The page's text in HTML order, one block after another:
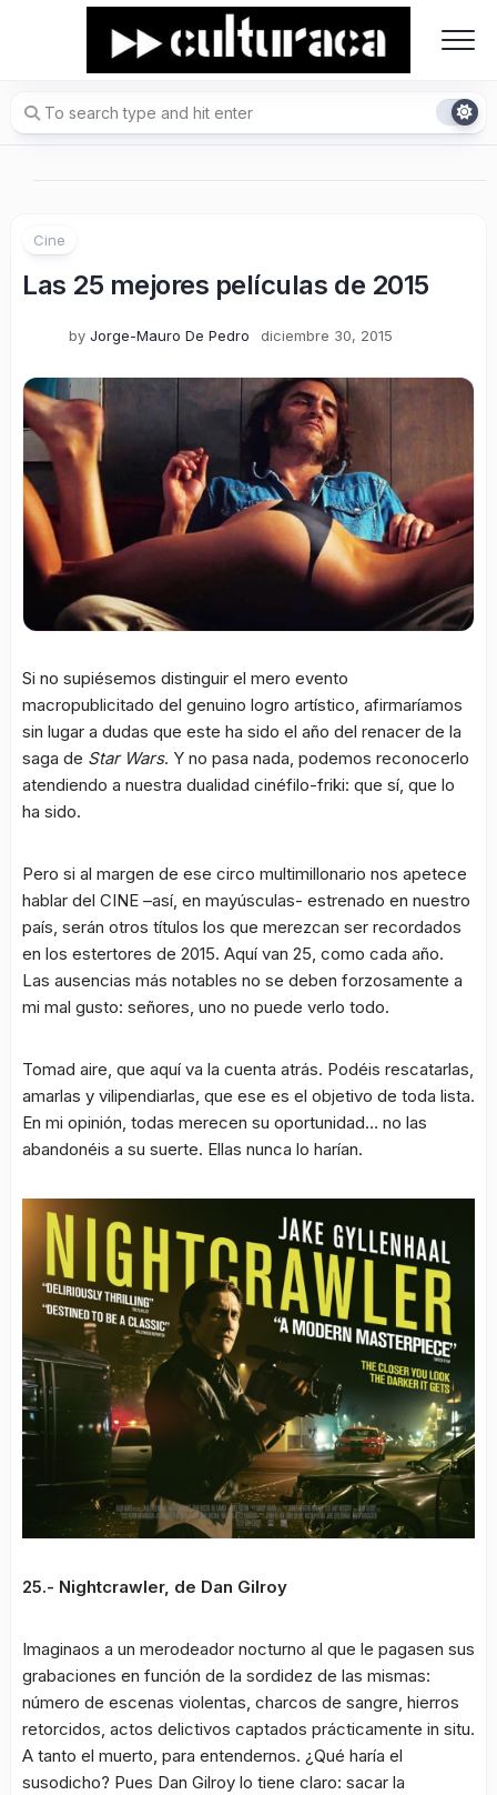
Cine
Las 25 mejores películas de 2015
by Jorge-Mauro De Pedro diciembre 30, 2015
Si no supiésemos distinguir el mero evento
macropublicitado del genuino logro artístico, afirmaríamos
sin lugar a dudas que este ha sido el año del renacer de la
saga de Star Wars. Y no pasa nada, podemos reconocerlo
atendiendo a nuestra dualidad cinéfilo-friki: que sí, que lo
ha sido.
Pero si al margen de ese circo multimillonario nos apetece
hablar del CINE –así, en mayúsculas- estrenado en nuestro
país, serán otros títulos los que merezcan ser recordados
en los estertores de 2015. Aquí van 25, como cada año.
Las ausencias más notables no se deben forzosamente a
mi mal gusto: señores, uno no puede verlo todo.
Tomad aire, que aquí va la cuenta atrás. Podéis rescatarlas,
amarlas y vilipendiarlas, que ese es el objetivo de toda lista.
En mi opinión, todas merecen su oportunidad… no las
abandonéis a su suerte. Ellas nunca lo harían.
25.- Nightcrawler, de Dan Gilroy
Imaginaos a un merodeador nocturno al que le pagasen sus
grabaciones en función de la sordidez de las mismas:
número de escenas violentas, charcos de sangre, hierros
retorcidos, actos delictivos captados prácticamente in situ.
A tanto el muerto, para entendernos. ¿Qué haría el
susodicho? Pues Dan Gilroy lo tiene claro: sacar la